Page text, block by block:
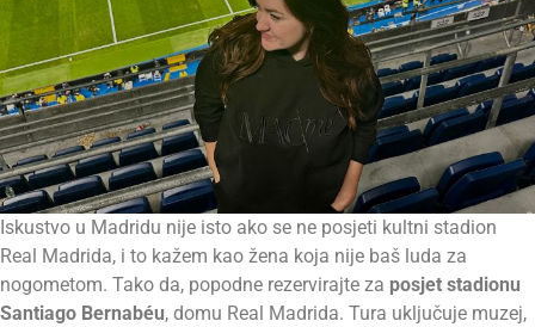
Iskustvo u Madridu nije isto ako se ne posjeti kultni stadion
Real Madrida, i to kažem kao žena koja nije baš luda za
nogometom. Tako da, popodne rezervirajte za posjet stadionu
Santiago Bernabéu, domu Real Madrida. Tura uključuje muzej,